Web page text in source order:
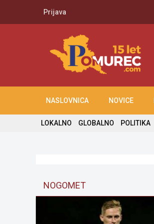
Prijava
NASLOVNICA NOVICE
LOKALNO GLOBALNO POLITIKA
NOGOMET